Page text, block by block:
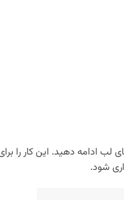
ادامه دهید. این کار را
شود.